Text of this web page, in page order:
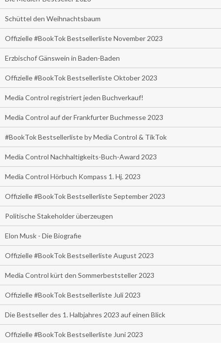
Schüttel den Weihnachtsbaum
Offizielle #BookTok Bestsellerliste November 2023
Erzbischof Gänswein in Baden-Baden
Offizielle #BookTok Bestsellerliste Oktober 2023
Media Control registriert jeden Buchverkauf!
Media Control auf der Frankfurter Buchmesse 2023
#BookTok Bestsellerliste by Media Control & TikTok
Media Control Nachhaltigkeits-Buch-Award 2023
Media Control Hörbuch Kompass 1. Hj. 2023
Offizielle #BookTok Bestsellerliste September 2023
Politische Stakeholder überzeugen
Elon Musk - Die Biografie
Offizielle #BookTok Bestsellerliste August 2023
Media Control kürt den Sommerbeststeller 2023
Offizielle #BookTok Bestsellerliste Juli 2023
Die Bestseller des 1. Halbjahres 2023 auf einen Blick
Offizielle #BookTok Bestsellerliste Juni 2023